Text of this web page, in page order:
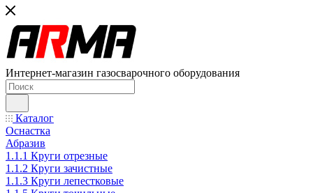
Интернет-магазин газосварочного оборудования
Каталог
Оснастка
Абразив
1.1.1 Круги отрезные
1.1.2 Круги зачистные
1.1.3 Круги лепестковые